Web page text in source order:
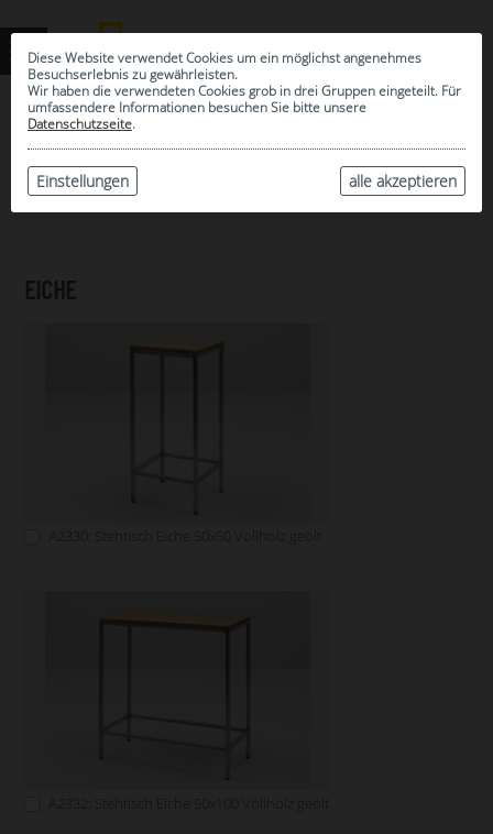
Diese Website verwendet Cookies um ein möglichst angenehmes
Besuchserlebnis zu gewährleisten.
Wir haben die verwendeten Cookies grob in drei Gruppen eingeteilt. Für
umfassendere Informationen besuchen Sie bitte unsere
Datenschutzseite.
alle akzeptieren
Einstellungen
ARCHIV
EICHE